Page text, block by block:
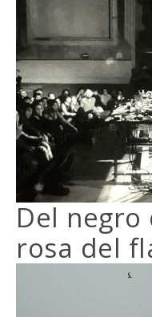
Del negro
rosa del